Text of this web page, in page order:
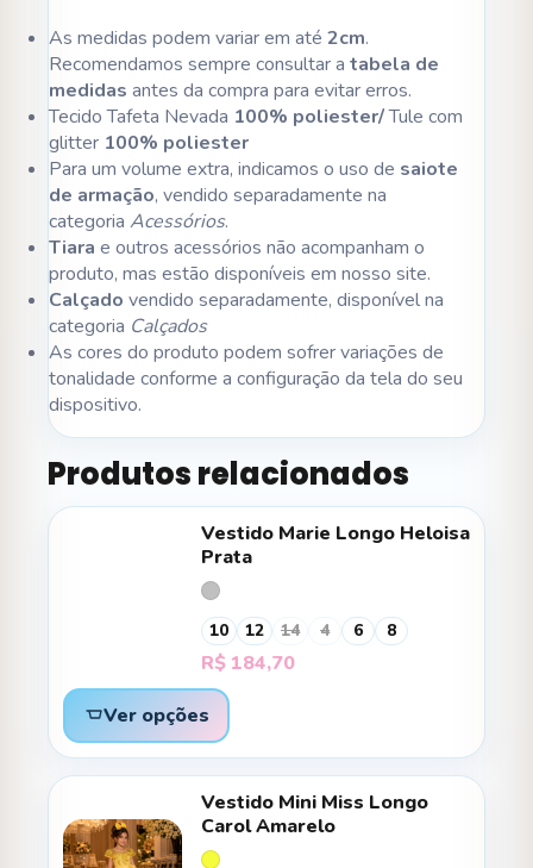
As medidas podem variar em até 2cm.
Recomendamos sempre consultar a tabela de
medidas antes da compra para evitar erros.
Tecido Tafeta Nevada 100% poliester/Tule com
glitter 100% poliester
Para um volume extra, indicamos o uso de saiote
de armação, vendido separadamente na
categoria Acessórios.
Tiara e outros acessórios não acompanham o
produto, mas estão disponíveis em nosso site.
Calçado vendido separadamente, disponível na
categoria Calçados
As cores do produto podem sofrer variações de
tonalidade conforme a configuração da tela do seu
dispositivo.
Produtos relacionados
Vestido Marie Longo Heloisa
Prata
10 12 14 4 6 8
R$ 184,70
Ver opções
Vestido Mini Miss Longo
Carol Amarelo